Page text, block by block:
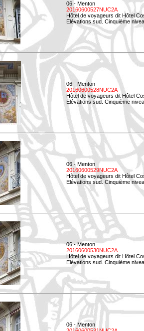
06 - Menton
20160600527NUC2A
Hôtel de voyageurs dit Hôtel
Elévations sud. Cinquième
06 - Menton
20160600528NUC2A
Hôtel de voyageurs dit Hôtel
Elévations sud. Cinquième
06 - Menton
20160600529NUC2A
Hôtel de voyageurs dit Hôtel
Elévations sud. Cinquième
06 - Menton
20160600530NUC2A
Hôtel de voyageurs dit Hôtel
Elévations sud. Cinquième
06 - Menton